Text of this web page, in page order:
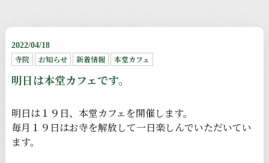
2022/04/18
寺院 お知らせ 新着情報 本堂カフェ
明日は本堂カフェです。
明日は１９日、本堂カフェを開催します。
毎月１９日はお寺を解放して一日楽しんでいただいてい
ます。